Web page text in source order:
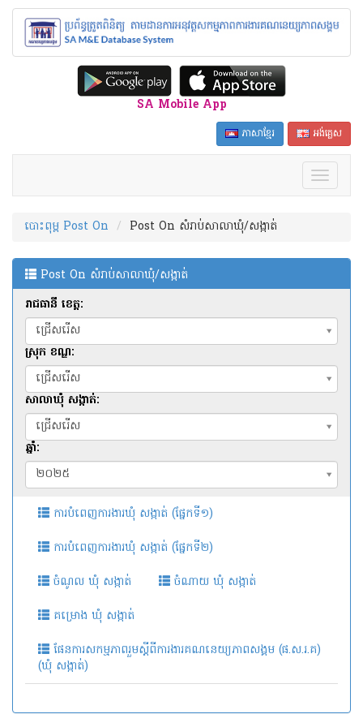
SA Mobile App
ភាសាខ្មែរ អង់គ្លេស
បោះពុម្ព Post On Post On សំរាប់សាលាឃុំ/សង្កាត់
Post On សំរាប់សាលាឃុំ/សង្កាត់
រាជធានី ខេត្ត:
ជ្រើសរើស
ស្រុក ខណ្ឌ:
ជ្រើសរើស
សាលាឃុំ សង្កាត់:
ជ្រើសរើស
ឆ្នាំ:
២០២៥
ការបំពេញការងារឃុំ សង្កាត់ (ផ្នែកទី១)
ការបំពេញការងារឃុំ សង្កាត់ (ផ្នែកទី២)
ចំណូល ឃុំ សង្កាត់
ចំណាយ ឃុំ សង្កាត់
គម្រោង ឃុំ សង្កាត់
ផែនការសកម្មភាពរួមស្តីពីការងារគណនេយ្យភាពសង្គម (ផ.ស.រ.គ)
(ឃុំ​​ សង្កាត់)